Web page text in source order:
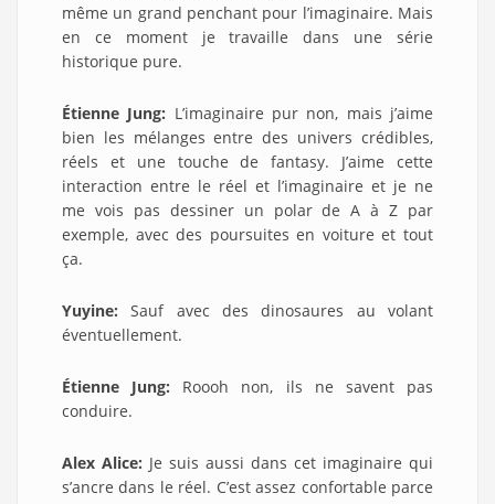
même un grand penchant pour l’imaginaire. Mais
en ce moment je travaille dans une série
historique pure.
Étienne Jung: L’imaginaire pur non, mais j’aime
bien les mélanges entre des univers crédibles,
réels et une touche de fantasy. J’aime cette
interaction entre le réel et l’imaginaire et je ne
me vois pas dessiner un polar de A à Z par
exemple, avec des poursuites en voiture et tout
ça.
Yuyine: Sauf avec des dinosaures au volant
éventuellement.
Étienne Jung: Roooh non, ils ne savent pas
conduire.
Alex Alice: Je suis aussi dans cet imaginaire qui
s’ancre dans le réel. C’est assez confortable parce